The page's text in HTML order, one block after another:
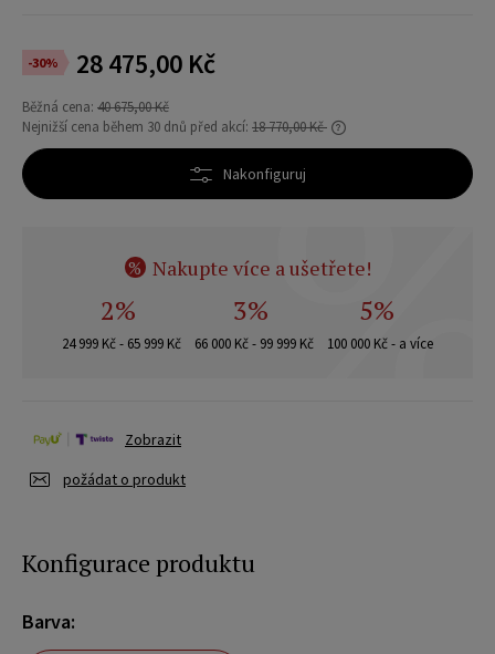
-30% 28 475,00 Kč
Běžná cena: 40 675,00 Kč
Nejnižší cena během 30 dnů před akcí: 18 770,00 Kč
Pokud se produkt prodává méně než 30 dní,
zobrazí se nejnižší cena od uvedení produktu
Nakonfiguruj
% Nakupte více a ušetřete!
2%
24 999 Kč - 65 999 Kč
3%
66 000 Kč - 99 999 Kč
5%
100 000 Kč - a více
požádat o produkt
Zobrazit
Konfigurace produktu
Barva: